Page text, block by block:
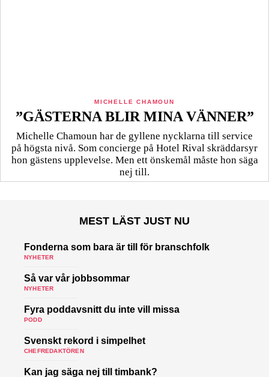
MICHELLE CHAMOUN
”GÄSTERNA BLIR MINA VÄNNER”
Michelle Chamoun har de gyllene nycklarna till service
på högsta nivå. Som concierge på Hotel Rival skräddarsyr
hon gästens upp­levelse. Men ett önskemål måste hon säga
nej till.
MEST LÄST JUST NU
Fonderna som bara är till för branschfolk
NYHETER
Så var vår jobbsommar
NYHETER
Fyra poddavsnitt du inte vill missa
PODD
Svenskt rekord i simpelhet
CHEFREDAKTÖREN
Kan jag säga nej till timbank?